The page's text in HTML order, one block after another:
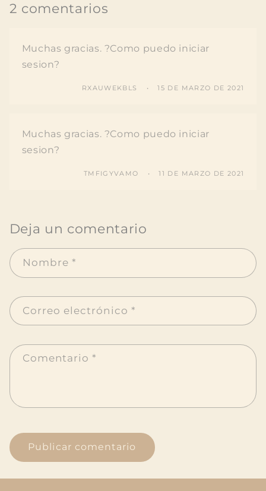
2 comentarios
Muchas gracias. ?Como puedo iniciar
sesion?
RXAUWEKBLS 15 DE MARZO DE 2021
Muchas gracias. ?Como puedo iniciar
sesion?
TMFIGYVAMO 11 DE MARZO DE 2021
Deja un comentario
Nombre*
Correo electrónico *
Comentario*